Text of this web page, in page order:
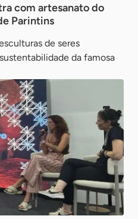
com artesanato do
Parintins
de seres
da famosa